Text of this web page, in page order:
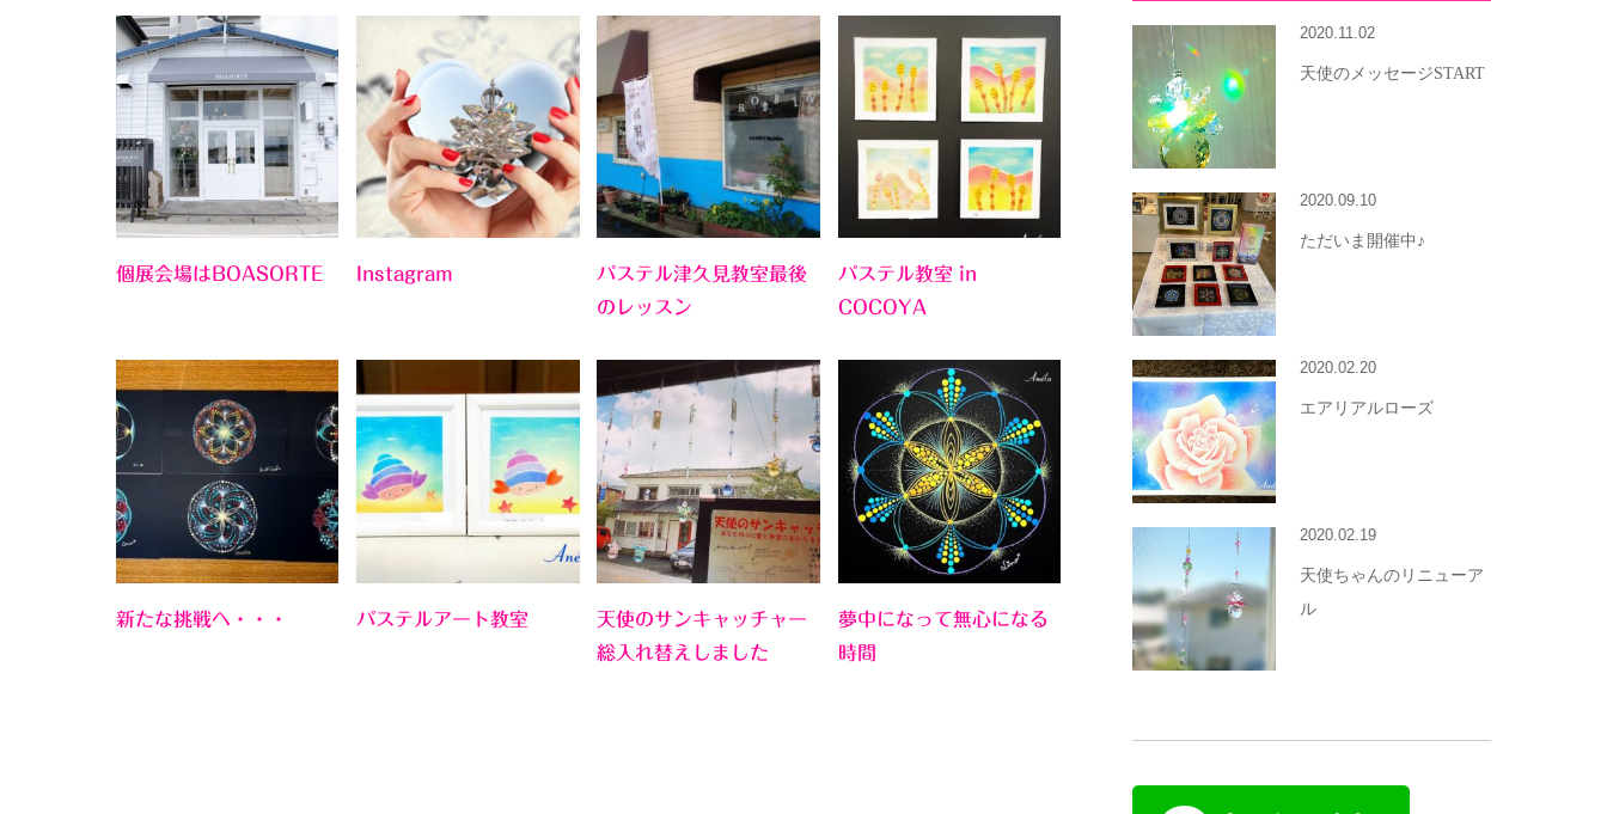
個展会場はBOASORTE Instagram
パステル津久見教室最後
のレッスン
パステル教室 in
COCOYA
新たな挑戦へ・・・ パステルアート教室
天使のサンキャッチャー
総入れ替えしました
夢中になって無心になる
時間
2020.11.02
天使のメッセージSTART
2020.09.10
ただいま開催中♪
2020.02.20
エアリアルローズ
2020.02.19
天使ちゃんのリニューア
ル